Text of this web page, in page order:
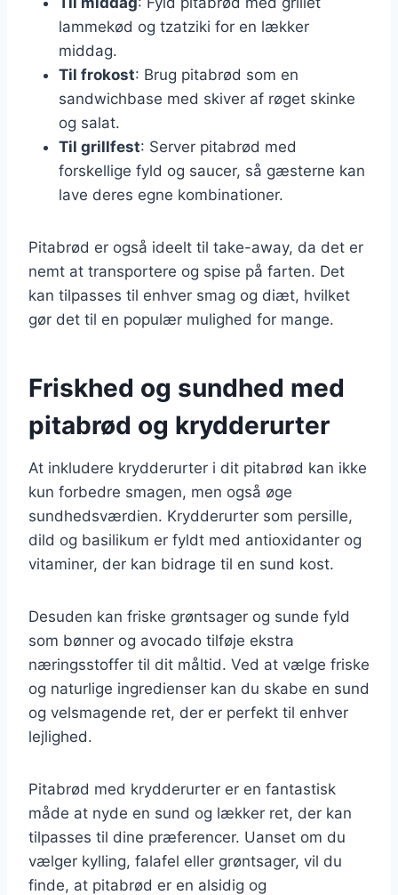
lammekød og tzatziki for en lækker
middag.
Til frokost: Brug pitabrød som en
sandwichbase med skiver af røget skinke
og salat.
Til grillfest: Server pitabrød med
forskellige fyld og saucer, så gæsterne kan
lave deres egne kombinationer.
Pitabrød er også ideelt til take-away, da det er
nemt at transportere og spise på farten. Det
kan tilpasses til enhver smag og diæt, hvilket
gør det til en populær mulighed for mange.
Friskhed og sundhed med
pitabrød og krydderurter
At inkludere krydderurter i dit pitabrød kan ikke
kun forbedre smagen, men også øge
sundhedsværdien. Krydderurter som persille,
dild og basilikum er fyldt med antioxidanter og
vitaminer, der kan bidrage til en sund kost.
Desuden kan friske grøntsager og sunde fyld
som bønner og avocado tilføje ekstra
næringsstoffer til dit måltid. Ved at vælge friske
og naturlige ingredienser kan du skabe en sund
og velsmagende ret, der er perfekt til enhver
lejlighed.
Pitabrød med krydderurter er en fantastisk
måde at nyde en sund og lækker ret, der kan
tilpasses til dine præferencer. Uanset om du
vælger kylling, falafel eller grøntsager, vil du
finde, at pitabrød er en alsidig og